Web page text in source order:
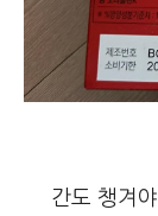
간도 챙겨